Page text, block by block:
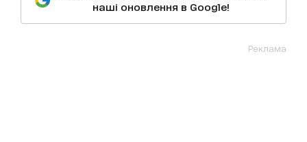
наші оновлення в Google!
Реклама